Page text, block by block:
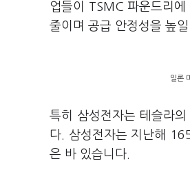
업들이 TSMC 파운드리
줄이며 공급 안정성을 높일
일론
특히 삼성전자는 테슬라
다. 삼성전자는 지난해
은 바 있습니다.